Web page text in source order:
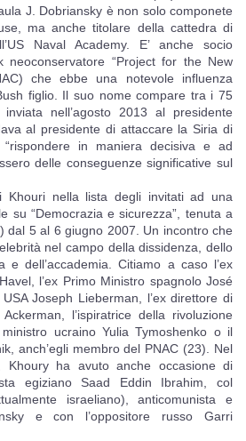
J. Dobriansky è non solo componete
ma anche titolare della cattedra di
Naval Academy. E’ anche socio
neoconservatore “Project for the New
che ebbe una notevole influenza
figlio. Il suo nome compare tra i 75
nell’agosto 2013 al presidente
al presidente di attaccare la Siria di
“rispondere in maniera decisiva e ad
delle conseguenze significative sul
nella lista degli invitati ad una
su “Democrazia e sicurezza”, tenuta a
dal 5 al 6 giugno 2007. Un incontro che
nel campo della dissidenza, dello
e dell’accademia. Citiamo a caso l’ex
l’ex Primo Ministro spagnolo José
Joseph Lieberman, l’ex direttore di
l’ispiratrice della rivoluzione
ucraino Yulia Tymoshenko o il
anch’egli membro del PNAC (23). Nel
Khoury ha avuto anche occasione di
egiziano Saad Eddin Ibrahim, col
israeliano), anticomunista e
e con l’oppositore russo Garri